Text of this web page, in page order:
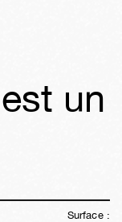
un
Surface :